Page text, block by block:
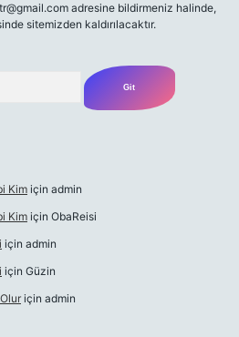
adresine bildirmeniz halinde,
sitemizden kaldırılacaktır.
Kim için admin
Kim için ObaReisi
için admin
için Güzin
için admin